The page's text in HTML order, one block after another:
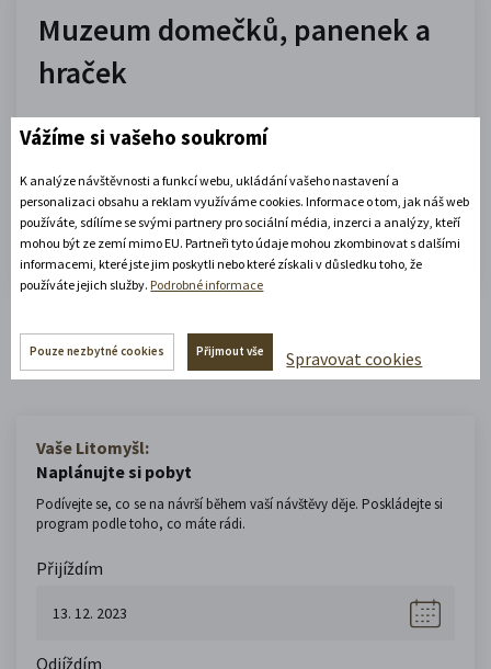
Muzeum domečků, panenek a
hraček
10.00 - 16.00
(platné od 1. 7. 2026 do 31. 8. 2026)
Zobrazit celou otevírací dobu
Zjistěte více
Zobrazit celý městský kalendář
Vaše Litomyšl:
Naplánujte si pobyt
Podívejte se, co se na návrší během vaší návštěvy děje. Poskládejte si
program podle toho, co máte rádi.
Přijíždím
Odjíždím
Vážíme si vašeho soukromí
K analýze návštěvnosti a funkcí webu, ukládání vašeho nastavení a
personalizaci obsahu a reklam využíváme cookies. Informace o tom, jak náš web
používáte, sdílíme se svými partnery pro sociální média, inzerci a analýzy, kteří
mohou být ze zemí mimo EU. Partneři tyto údaje mohou zkombinovat s dalšími
informacemi, které jste jim poskytli nebo které získali v důsledku toho, že
používáte jejich služby. Podrobné informace
Pouze nezbytné cookies Přijmout vše Spravovat cookies